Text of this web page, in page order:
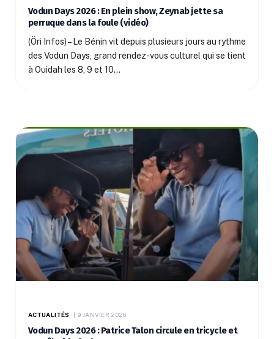
Vodun Days 2026 : En plein show, Zeynab jette sa
perruque dans la foule (vidéo)
(Öri Infos) – Le Bénin vit depuis plusieurs jours au rythme
des Vodun Days, grand rendez-vous culturel qui se tient
à Ouidah les 8, 9 et 10…
ACTUALITÉS 9 JANVIER 2026
Vodun Days 2026 : Patrice Talon circule en tricycle et